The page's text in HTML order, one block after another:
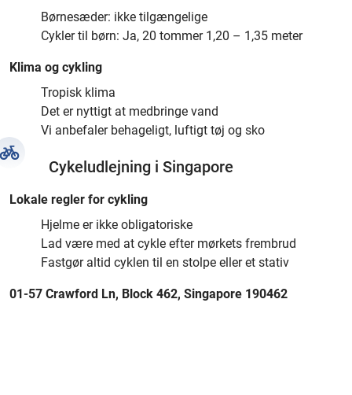
Børnesæder: ikke tilgængelige
Cykler til børn: Ja, 20 tommer 1,20 – 1,35 meter
Klima og cykling
Tropisk klima
Det er nyttigt at medbringe vand
Vi anbefaler behageligt, luftigt tøj og sko
Cykeludlejning i Singapore
Lokale regler for cykling
Hjelme er ikke obligatoriske
Lad være med at cykle efter mørkets frembrud
Fastgør altid cyklen til en stolpe eller et stativ
01-57 Crawford Ln, Block 462, Singapore 190462